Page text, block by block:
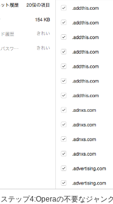
ステップ4:Operaの不要なジャン